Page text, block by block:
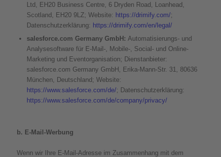
Ltd, EH20 Business Centre, 6 Dryden Road, Loanhead,
Scotland, EH20 9LZ; Website: https://drimify.com/;
Datenschutzerklärung: https://drimify.com/en/legal/
salesforce.com Germany GmbH: Automatisierungs- und
Analysesoftware für E-Mail-, Mobile-, Social- und Online-
Marketing und Eventorganisation; Dienstanbieter:
salesforce.com Germany GmbH, Erika-Mann-Str. 31, 80636
München, Deutschland; Website:
https://www.salesforce.com/de/; Datenschutzerklärung:
https://www.salesforce.com/de/company/privacy/
b. E-Mail-Werbung
Wenn wir Ihre E-Mail-Adresse im Zusammenhang mit dem